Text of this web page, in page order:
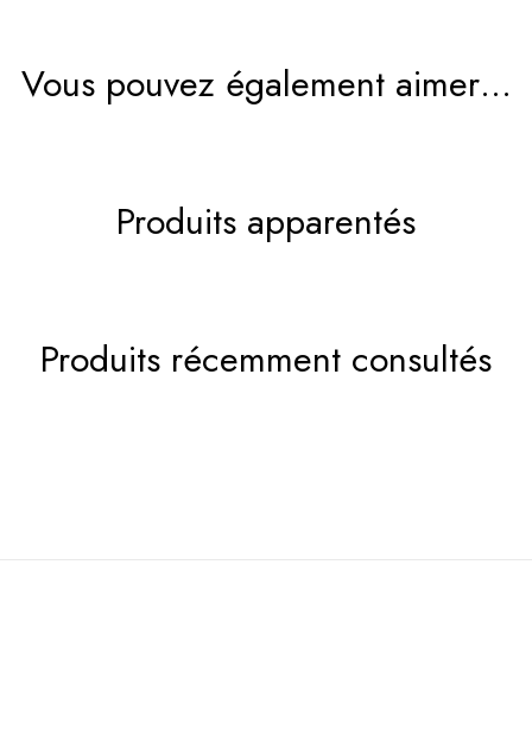
Vous pouvez également aimer…
Produits apparentés
Produits récemment consultés